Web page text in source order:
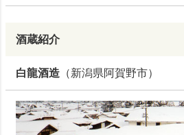
酒蔵紹介
白龍酒造 （新潟県阿賀野市）